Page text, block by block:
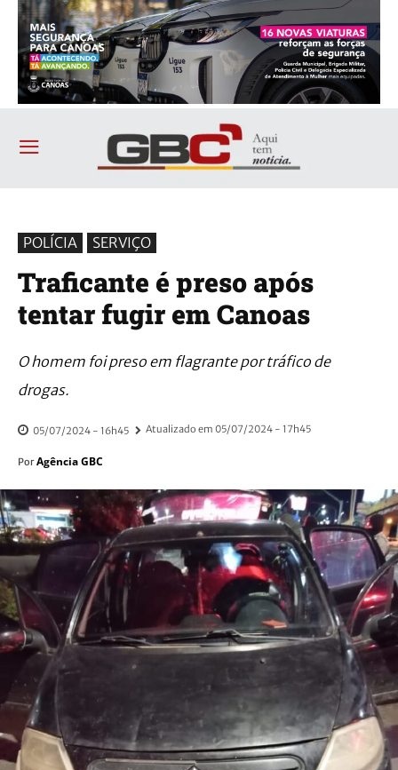
POLÍCIA SERVIÇO
Traficante é preso após
tentar fugir em Canoas
O homem foi preso em flagrante por tráfico de
drogas.
05/07/2024 - 16h45 Atualizado em 05/07/2024 - 17h45
Por Agência GBC